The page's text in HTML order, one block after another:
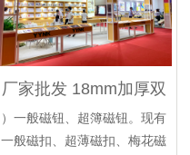
厂家批发 18mm加厚双
挂玫瑰金 磁扣 皮包钮
扣 箱包五金配件磁钮
）一般磁钮、超簿磁钮。现有
一般磁扣、超薄磁扣、梅花磁